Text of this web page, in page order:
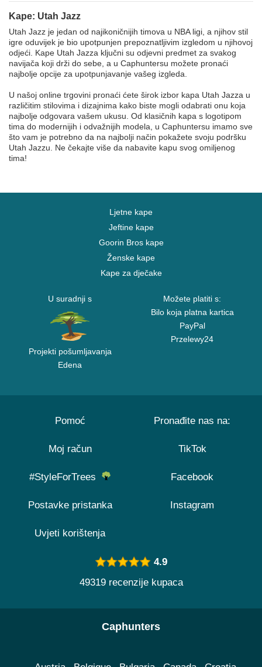
Kape: Utah Jazz
Utah Jazz je jedan od najikoničnijih timova u NBA ligi, a njihov stil
igre oduvijek je bio upotpunjen prepoznatljivim izgledom u njihovoj
odjeći. Kape Utah Jazza ključni su odjevni predmet za svakog
navijača koji drži do sebe, a u Caphuntersu možete pronaći
najbolje opcije za upotpunjavanje vašeg izgleda.
U našoj online trgovini pronaći ćete širok izbor kapa Utah Jazza u
različitim stilovima i dizajnima kako biste mogli odabrati onu koja
najbolje odgovara vašem ukusu. Od klasičnih kapa s logotipom
tima do modernijih i odvažnijih modela, u Caphuntersu imamo sve
što vam je potrebno da na najbolji način pokažete svoju podršku
Utah Jazzu. Ne čekajte više da nabavite kapu svog omiljenog
tima!
Ljetne kape
Jeftine kape
Goorin Bros kape
Ženske kape
Kape za dječake
U suradnji s
Projekti pošumljavanja
Edena
Možete platiti s:
Bilo koja platna kartica
PayPal
Przelewy24
Pomoć
Moj račun
#StyleForTrees
Postavke pristanka
Uvjeti korištenja
Pronađite nas na:
TikTok
Facebook
Instagram
4.9
49319 recenzije kupaca
Caphunters